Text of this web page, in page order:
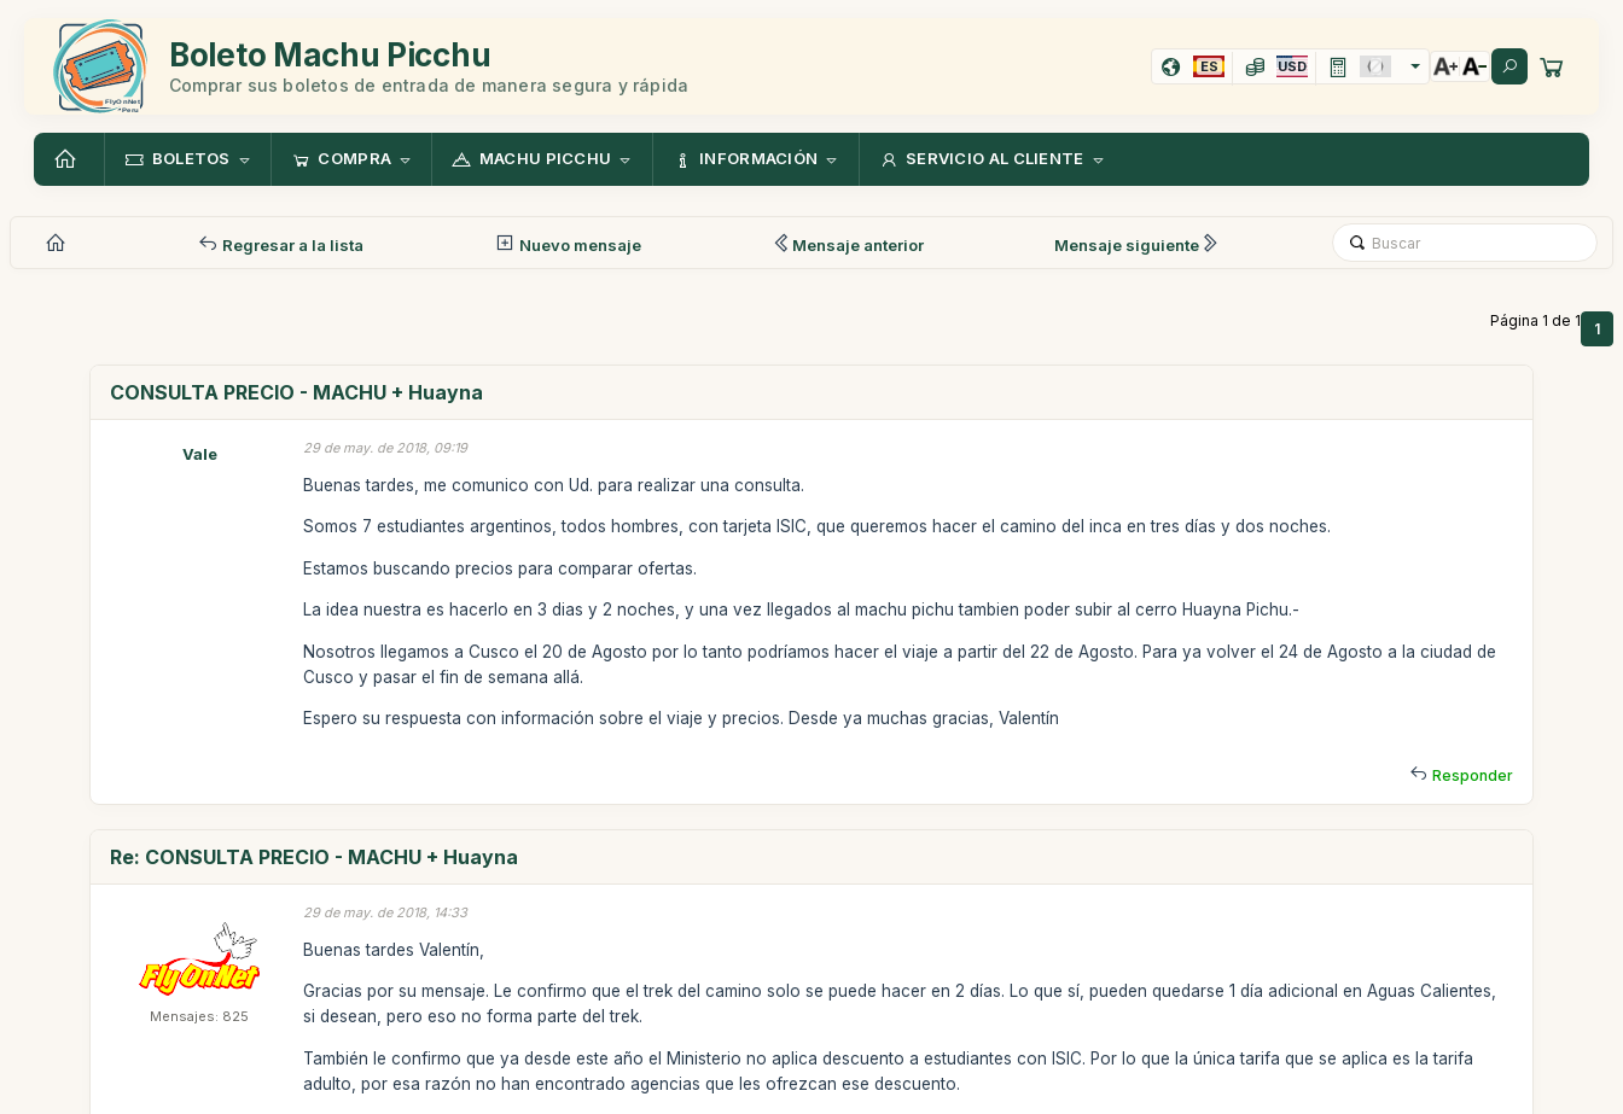
Boleto Machu Picchu
Comprar sus boletos de entrada de manera segura y rápida
ES USD
BOLETOS COMPRA MACHU PICCHU INFORMACIÓN SERVICIO AL CLIENTE
Regresar a la lista Nuevo mensaje Mensaje anterior Mensaje siguiente
Página 1 de 1 1
CONSULTA PRECIO - MACHU + Huayna
Vale 29 de may. de 2018, 09:19
Buenas tardes, me comunico con Ud. para realizar una consulta.
Somos 7 estudiantes argentinos, todos hombres, con tarjeta ISIC, que queremos hacer el camino del inca en tres días y dos noches.
Estamos buscando precios para comparar ofertas.
La idea nuestra es hacerlo en 3 dias y 2 noches, y una vez llegados al machu pichu tambien poder subir al cerro Huayna Pichu.-
Nosotros llegamos a Cusco el 20 de Agosto por lo tanto podríamos hacer el viaje a partir del 22 de Agosto. Para ya volver el 24 de Agosto a la ciudad de
Cusco y pasar el fin de semana allá­.
Espero su respuesta con información sobre el viaje y precios. Desde ya muchas gracias, Valentín
Responder
Re: CONSULTA PRECIO - MACHU + Huayna
Mensajes: 825
29 de may. de 2018, 14:33
Buenas tardes Valentín,
Gracias por su mensaje. Le confirmo que el trek del camino solo se puede hacer en 2 días. Lo que sí, pueden quedarse 1 día adicional en Aguas Calientes,
si desean, pero eso no forma parte del trek.
También le confirmo que ya desde este año el Ministerio no aplica descuento a estudiantes con ISIC. Por lo que la única tarifa que se aplica es la tarifa
adulto, por esa razón no han encontrado agencias que les ofrezcan ese descuento.